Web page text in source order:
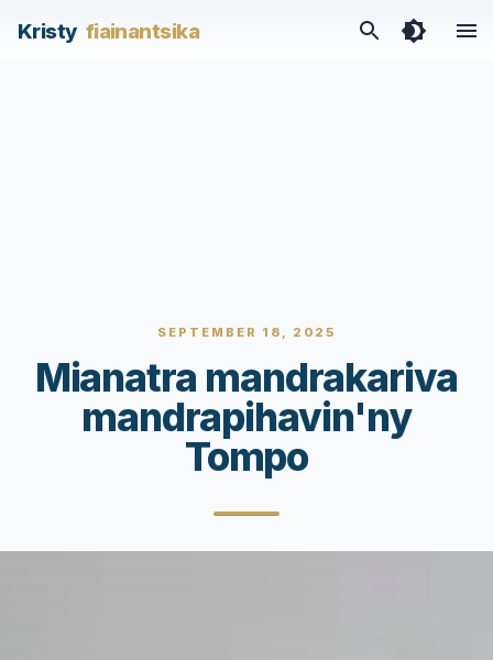
Kristy fiainantsika
SEPTEMBER 18, 2025
Mianatra mandrakariva
mandrapihavin'ny
Tompo